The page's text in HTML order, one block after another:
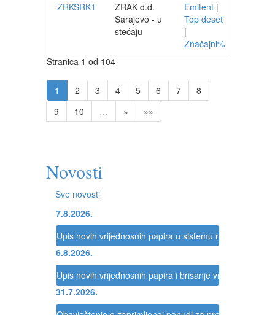
ZRKSRK1
ZRAK d.d.
Sarajevo - u
stečaju
Emitent |
Top deset
|
Značajni%
Stranica 1 od 104
1 2 3 4 5 6 7
8
9
10 … » »»
Novosti
Sve novosti
7.8.2026.
Upis novih vrijednosnih papira u sistemu registracije
6.8.2026.
Upis novih vrijednosnih papira i brisanje vrijednosnih
31.7.2026.